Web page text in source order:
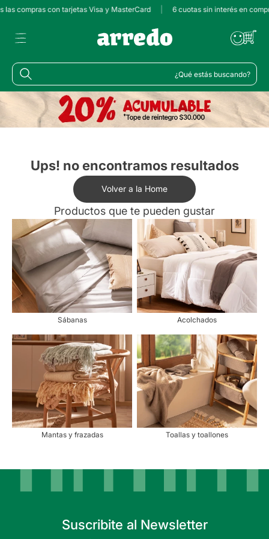
compras con tarjetas Visa y MasterCard 6 cuotas sin interés en
¿Qué estás buscando?
Ups! no encontramos resultados
Volver a la Home
Productos que te pueden gustar
Sábanas Acolchados
Mantas y frazadas Toallas y toallones
Suscribite al Newsletter